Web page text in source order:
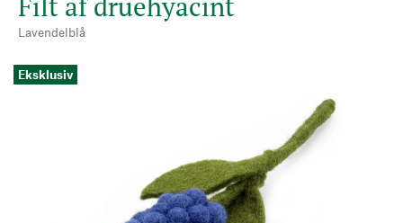
Lavendelblå
Eksklusiv